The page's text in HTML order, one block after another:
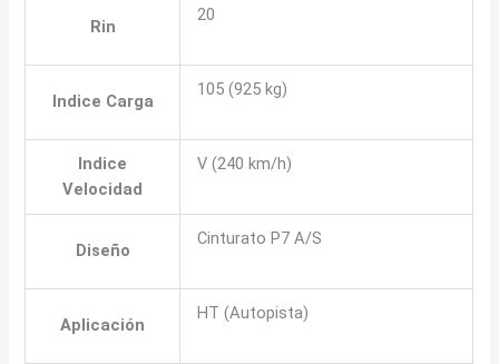
Rin
20
Indice Carga
105 (925 kg)
Indice
Velocidad
V (240 km/h)
Diseño
Cinturato P7 A/S
Aplicación
HT (Autopista)